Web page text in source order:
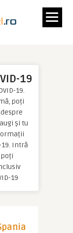
19
19.
poți
și tu
19. Intră
19